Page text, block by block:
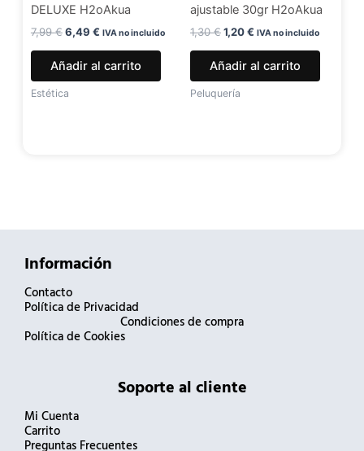
DELUXE H2oAkua
7,99€6,49 € IVA no incluido
Añadir al carrito
Estética
ajustable 30gr H2oAkua
1,30€1,20€ IVA no incluido
Añadir al carrito
Peluquería
Información
Contacto
Política de Privacidad
Condiciones de compra
Política de Cookies
Soporte al cliente
Mi Cuenta
Carrito
Preguntas Frecuentes